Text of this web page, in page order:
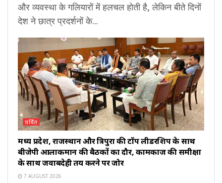
और व्यवस्था के गलियारों में हलचल होती है, लेकिन बीते दिनों
देश ने छात्र प्रदर्शनों के...
चर्चित
मध्य प्रदेश, राजस्थान और त्रिपुरा की टॉप लीडरशिप के साथ
बीजेपी आलाकमान की बैठकों का दौर, कामकाज की समीक्षा
के साथ जवाबदेही तय करने पर जोर
7 AUGUST 2026